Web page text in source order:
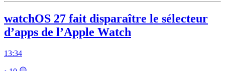
watchOS 27 fait disparaître le sélecteur
d’apps de l’Apple Watch
13:34